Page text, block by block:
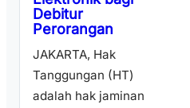
Debitur
Perorangan
JAKARTA, Hak
Tanggungan (HT)
adalah hak jaminan